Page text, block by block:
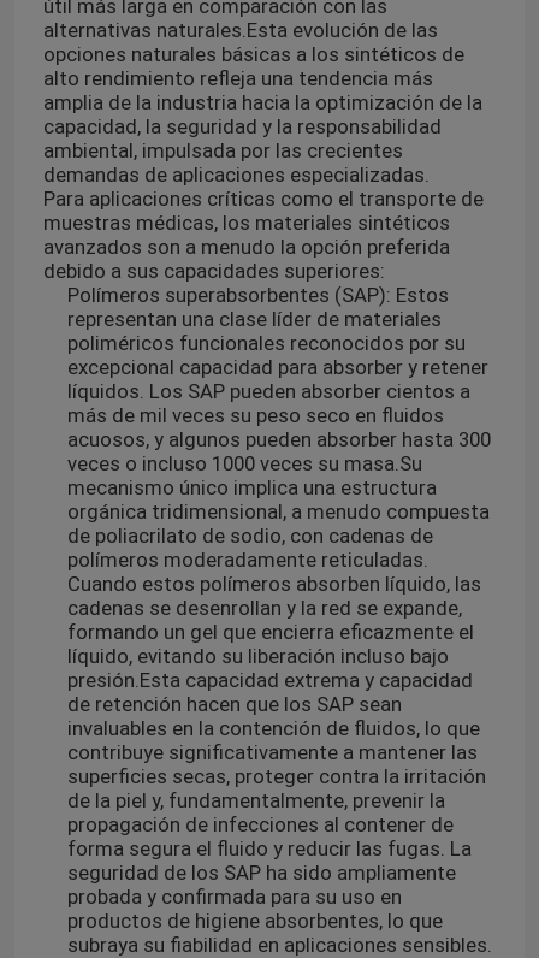
útil más larga en comparación con las
alternativas naturales. Esta evolución de las
opciones naturales básicas a los sintéticos de
alto rendimiento refleja una tendencia más
amplia de la industria hacia la optimización de la
capacidad, la seguridad y la responsabilidad
ambiental, impulsada por las crecientes
demandas de aplicaciones especializadas.
Para aplicaciones críticas como el transporte de
muestras médicas, los materiales sintéticos
avanzados son a menudo la opción preferida
debido a sus capacidades superiores:
Polímeros superabsorbentes (SAP): Estos
representan una clase líder de materiales
poliméricos funcionales reconocidos por su
excepcional capacidad para absorber y retener
líquidos. Los SAP pueden absorber cientos a
más de mil veces su peso seco en fluidos
acuosos, y algunos pueden absorber hasta 300
veces o incluso 1000 veces su masa. Su
mecanismo único implica una estructura
orgánica tridimensional, a menudo compuesta
de poliacrilato de sodio, con cadenas de
polímeros moderadamente reticuladas.
Cuando estos polímeros absorben líquido, las
cadenas se desenrollan y la red se expande,
formando un gel que encierra eficazmente el
líquido, evitando su liberación incluso bajo
presión. Esta capacidad extrema y capacidad
de retención hacen que los SAP sean
invaluables en la contención de fluidos, lo que
contribuye significativamente a mantener las
superficies secas, proteger contra la irritación
de la piel y, fundamentalmente, prevenir la
propagación de infecciones al contener de
forma segura el fluido y reducir las fugas. La
seguridad de los SAP ha sido ampliamente
probada y confirmada para su uso en
productos de higiene absorbentes, lo que
subraya su fiabilidad en aplicaciones sensibles.